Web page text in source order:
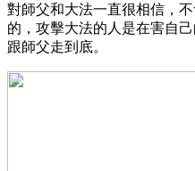
對師父和大法一直很相信，
的，攻擊大法的人是在害自
跟師父走到底。